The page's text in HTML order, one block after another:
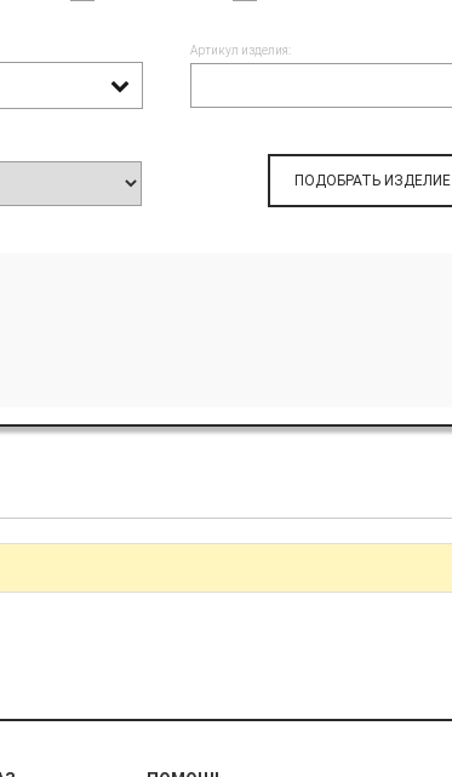
Артикул изделия:
ПОДОБРАТЬ ИЗДЕЛИЕ